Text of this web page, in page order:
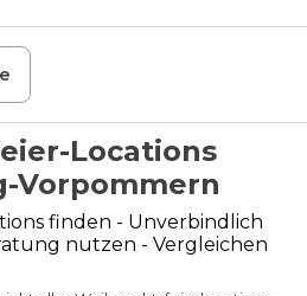
Locations
Vorpommern
finden - Unverbindlich
nutzen - Vergleichen